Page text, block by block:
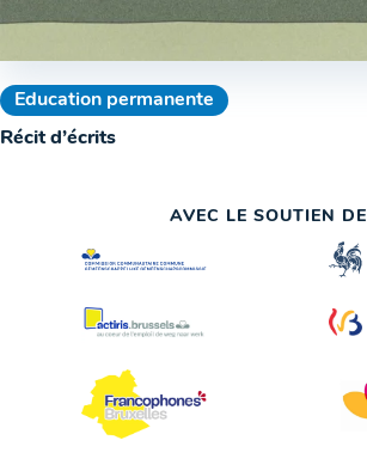
Education permanente
Récit d’écrits
AVEC LE SOUTIEN DE